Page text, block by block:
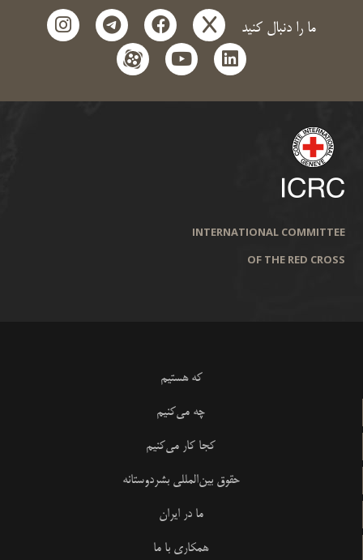
ما را دنبال کنید x
facebook
telegram
instagram
linkedin
youtube
aparat
INTERNATIONAL COMMITTEE
OF THE RED CROSS
که هستیم
چه می‌کنیم
کجا کار می‌کنیم
حقوق بین‌المللی بشردوستانه
ما در ایران
همکاری با ما